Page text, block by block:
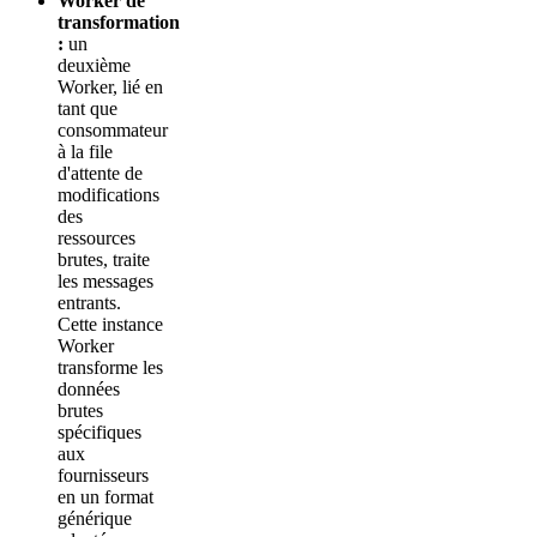
transformation
: un
deuxième
Worker, lié en
tant que
consommateur
à la file
d'attente de
modifications
des
ressources
brutes, traite
les messages
entrants.
Cette instance
Worker
transforme les
données
brutes
spécifiques
aux
fournisseurs
en un format
générique